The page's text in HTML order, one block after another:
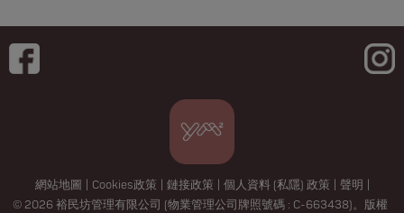
網站地圖 Cookies政策 鏈接政策 個人資料 (私隱) 政策 聲明
© 2026 裕民坊管理有限公司 (物業管理公司牌照號碼 : C-663438)。版權